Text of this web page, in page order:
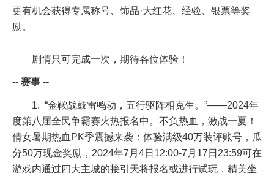
更有机会获得专属称号、饰品·大红花、经验、银票等奖
励。
剧情只可完成一次，期待各位体验！
-- 赛事 --
1. “金鞍战鼓雷鸣动，五行驱阵相克生。”——2024年
度第八届全民争霸赛火热报名中。不负热血，激战一夏！
倩女暑期热血PK季震撼来袭：体验满级40万装评账号，瓜
分50万现金奖励， 2024年7月4日12:00-7月17日23:59可在
游戏内通过四大主城的接引天将报名或进行试玩，精美坐